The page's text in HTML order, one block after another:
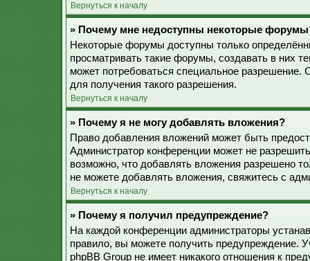
Вернуться к началу
» Почему мне недоступны некоторые
Некоторые форумы доступны только
просматривать такие форумы, создавать в них
может потребоваться специальное
для получения такого разрешения.
Вернуться к началу
» Почему я не могу добавлять вложения?
Право добавления вложений может быть
Администратор конференции может не
возможно, что добавлять вложения разрешено
не можете добавлять вложения, свяжитесь с
Вернуться к началу
» Почему я получил предупреждение?
На каждой конференции администраторы
правило, вы можете получить предупреждение.
phpBB Group не имеет никакого отношения к